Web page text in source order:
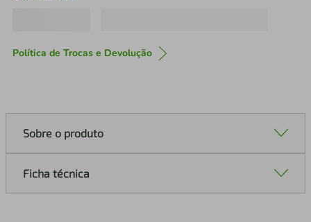
Política de Trocas e Devolução
Sobre o produto
Ficha técnica